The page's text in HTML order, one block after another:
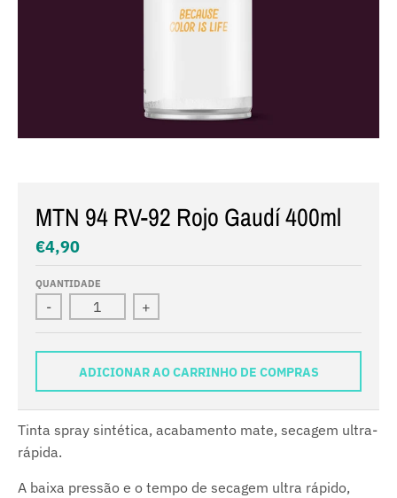
MTN 94 RV-92 Rojo Gaudí 400ml
€4,90
QUANTIDADE
- +
ADICIONAR AO CARRINHO DE COMPRAS
Tinta spray sintética, acabamento mate, secagem ultra-
rápida.
A baixa pressão e o tempo de secagem ultra rápido,